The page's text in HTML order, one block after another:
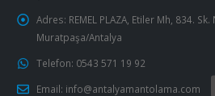
Adres: REMEL PLAZA, Etiler Mh, 834.
Muratpaşa/Antalya
Telefon: 0543 571 19 92
Email: info@antalyamantolama.com